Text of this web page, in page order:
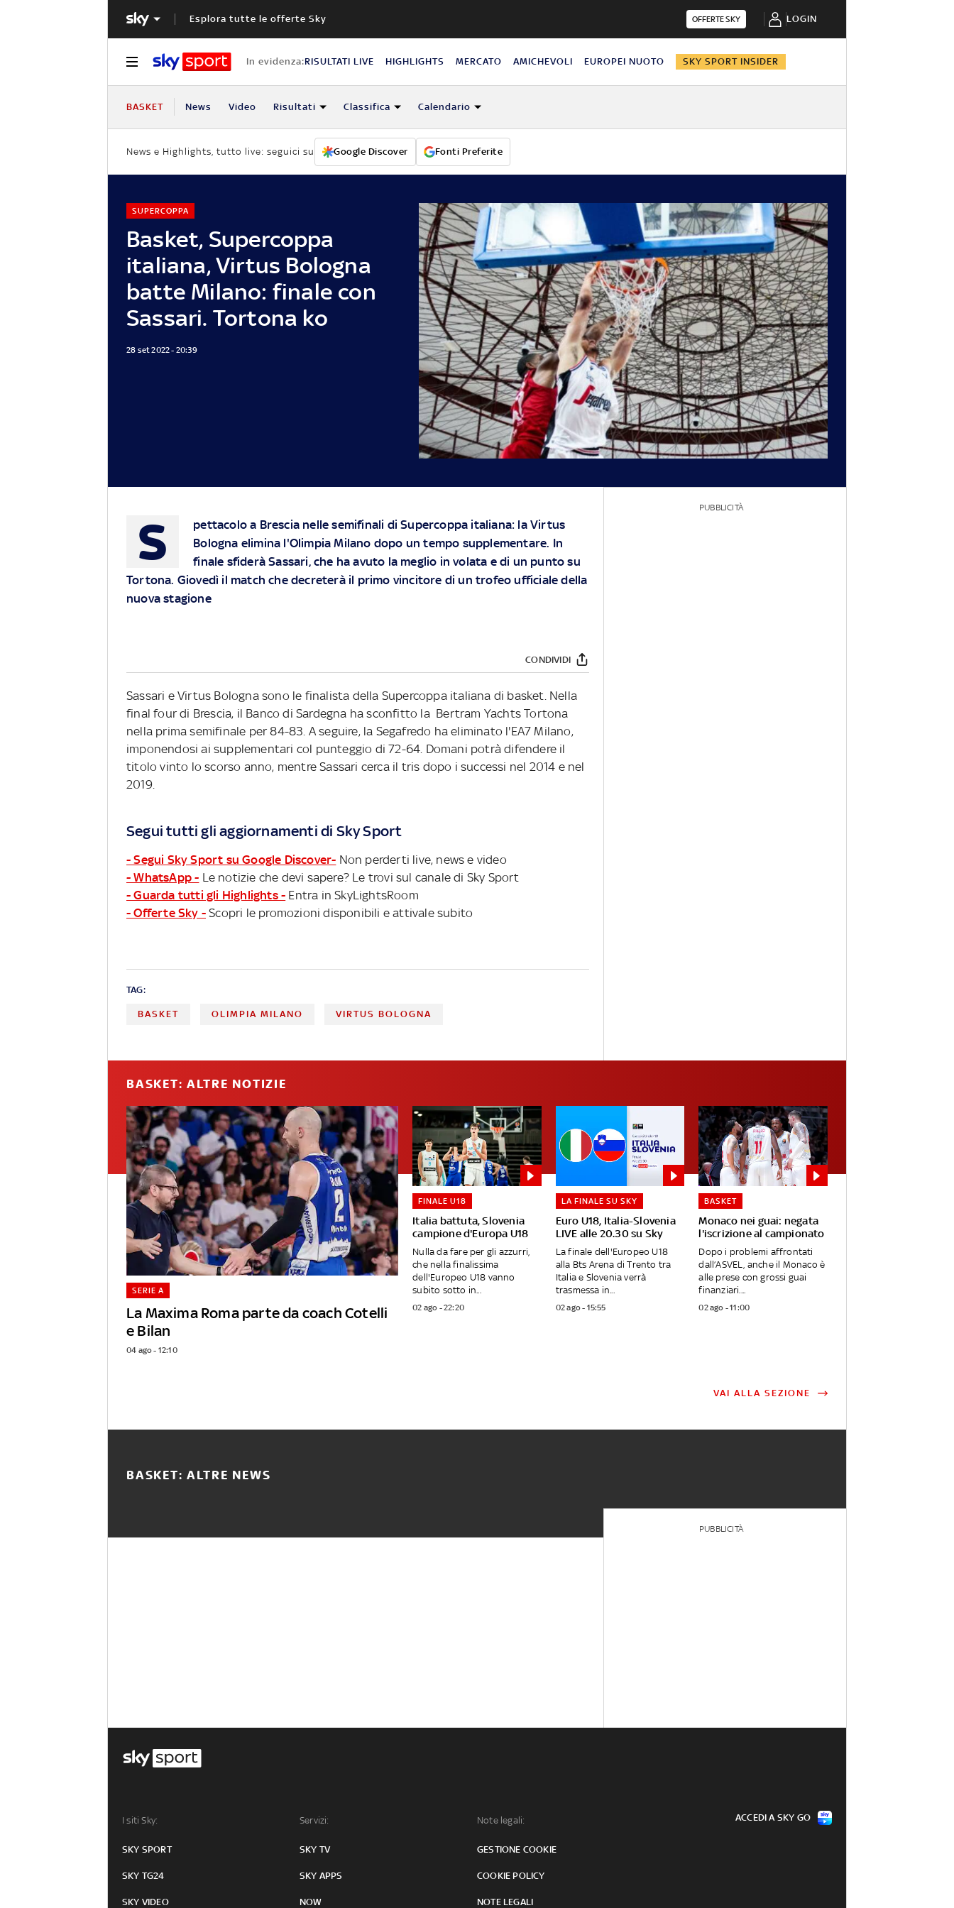
Esplora tutte le offerte Sky OFFERTE SKY LOGIN
In evidenza:RISULTATI LIVE HIGHLIGHTS MERCATO AMICHEVOLI EUROPEI NUOTO SKY SPORT INSIDER
BASKET News Video Risultati Classifica Calendario
News e Highlights, tutto live: seguici su Google Discover Fonti Preferite
Basket, Supercoppa
italiana, Virtus Bologna
batte Milano: finale con
Sassari. Tortona ko
SUPERCOPPA
28 set 2022 - 20:39
S
pettacolo a Brescia nelle semifinali di Supercoppa italiana: la Virtus
Bologna elimina l'Olimpia Milano dopo un tempo supplementare. In
finale sfiderà Sassari, che ha avuto la meglio in volata e di un punto su
Tortona. Giovedì il match che decreterà il primo vincitore di un trofeo ufficiale della
nuova stagione
CONDIVIDI
Sassari e Virtus Bologna sono le finalista della Supercoppa italiana di basket. Nella
final four di Brescia, il Banco di Sardegna ha sconfitto la Bertram Yachts Tortona
nella prima semifinale per 84-83. A seguire, la Segafredo ha eliminato l'EA7 Milano,
imponendosi ai supplementari col punteggio di 72-64. Domani potrà difendere il
titolo vinto lo scorso anno, mentre Sassari cerca il tris dopo i successi nel 2014 e nel
2019.
Segui tutti gli aggiornamenti di Sky Sport
- Segui Sky Sport su Google Discover- Non perderti live, news e video
- WhatsApp - Le notizie che devi sapere? Le trovi sul canale di Sky Sport
- Guarda tutti gli Highlights - Entra in SkyLightsRoom
- Offerte Sky - Scopri le promozioni disponibili e attivale subito
TAG:
BASKET OLIMPIA MILANO VIRTUS BOLOGNA
PUBBLICITÀ
BASKET: ALTRE NOTIZIE
La Maxima Roma parte da coach Cotelli
e Bilan
SERIE A
04 ago - 12:10
Italia battuta, Slovenia
campione d'Europa U18
FINALE U18
Nulla da fare per gli azzurri,
che nella finalissima
dell'Europeo U18 vanno
subito sotto in...
02 ago - 22:20
Euro U18, Italia-Slovenia
LIVE alle 20.30 su Sky
LA FINALE SU SKY
La finale dell'Europeo U18
alla Bts Arena di Trento tra
Italia e Slovenia verrà
trasmessa in...
02 ago - 15:55
Monaco nei guai: negata
l'iscrizione al campionato
BASKET
Dopo i problemi affrontati
dall’ASVEL, anche il Monaco è
alle prese con grossi guai
finanziari....
02 ago - 11:00
VAI ALLA SEZIONE
BASKET: ALTRE NEWS
PUBBLICITÀ
I siti Sky:
SKY SPORT
SKY TG24
SKY VIDEO
Servizi:
SKY TV
SKY APPS
NOW
Note legali:
GESTIONE COOKIE
COOKIE POLICY
NOTE LEGALI
ACCEDI A SKY GO